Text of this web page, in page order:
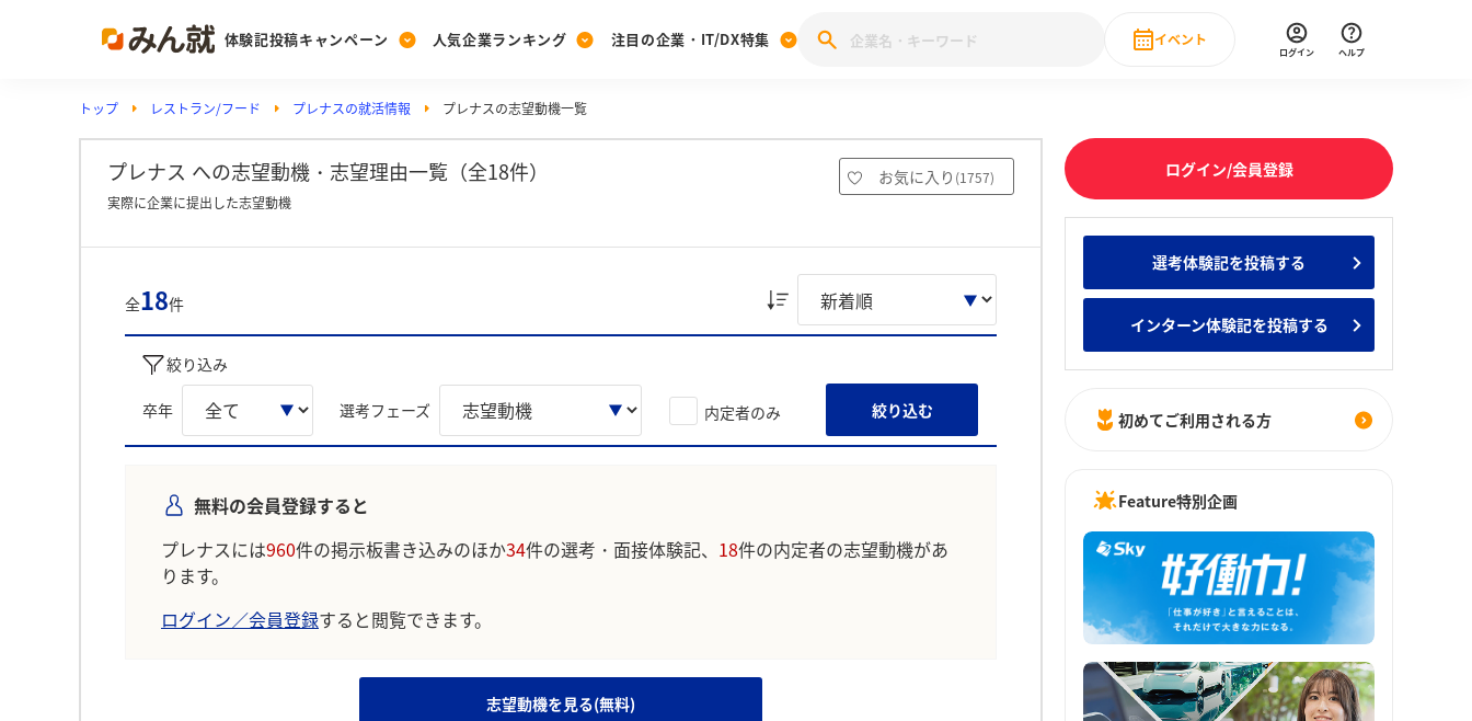
体験記投稿キャンペーン
Post
投稿する
[27卒] 本選考体験記投稿キャンペーン
人気企業ランキング
Ranking
ランキングを見る
Vote みんなの新卒就職人気企業ランキング みんなのインターン人気企業ランキ
注目の企業・IT/DX特集
PickUp
注目の企業特集
28卒 IT・DX現場社員インタビュー
イベント
直近のイベント一覧
ログイン ヘルプ
トップ レストラン/フード プレナスの就活情報 プレナスの志望動機一覧
プレナス への志望動機・志望理由一覧（全18件） お気に入り (1757)
実際に企業に提出した志望動機
全18件
絞り込み
卒年 選考フェーズ 内定者のみ 絞り込む
無料の会員登録すると
プレナスには960件の掲示板書き込みのほか34件の選考・面接体験記、 18件の内定者の志望動機があ
ります。
ログイン／会員登録すると閲覧できます。
志望動機を見る(無料)
ログイン/会員登録
選考体験記を投稿する
インターン体験記を投稿する
初めてご利用される方
Feature特別企画